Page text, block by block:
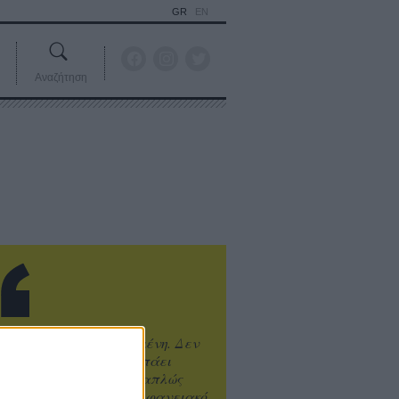
GR EN
Αναζήτηση
είναι υπερτιμημένη. Δεν
καλύτερο, δεν σε πάει
η επιτυχία. Είναι απλώς